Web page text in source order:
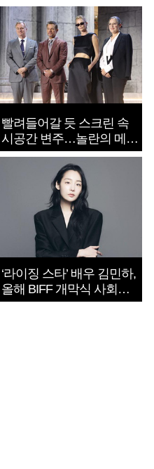
빨려들어갈 듯 스크린 속
시공간 변주…놀란의 메시
지는 ‘전쟁 속죄’
‘라이징 스타’ 배우 김민하,
올해 BIFF 개막식 사회자
확정